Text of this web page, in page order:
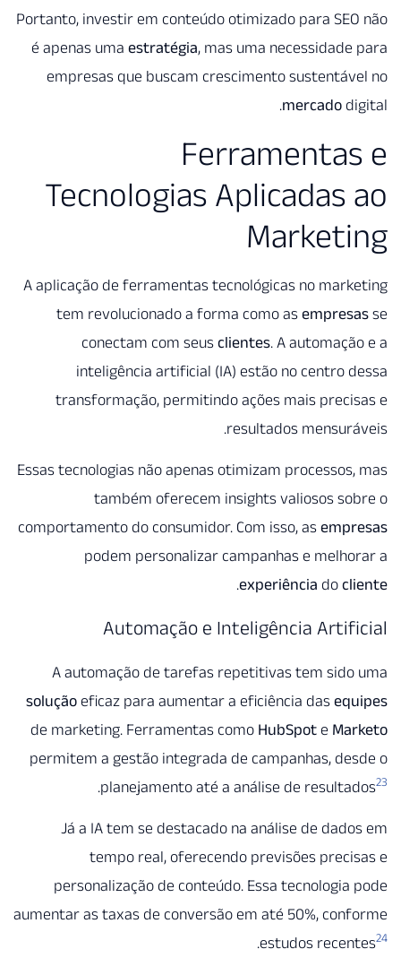
Portanto, investir em conteúdo otimizado para
é apenas umaestratégia, mas uma
empresas que buscam crescimento
mercado
Tecnologias
A aplicação de ferramentas tecnológicas no
tem revolucionado a forma como as
conectam com seusclientes. A
inteligência artificial (IA) estão no centro
transformação, permitindo ações mais
resultados
Essas tecnologias não apenas otimizam
também oferecem insights valiosos
comportamento do consumidor. Com isso, as
podem personalizar campanhas e
experiênciado
.
Automação e Inteligência
A automação de tarefas repetitivas tem
soluçãoeficaz para aumentar a eficiência das
de marketing. Ferramentas comoHubSpote
permitem a gestão integrada de campanhas,
planejamento até a análise de
.
Já a IA tem se destacado na análise de
tempo real, oferecendo previsões
personalização de conteúdo. Essa
aumentar as taxas de conversão em até 50%,
estudos
.